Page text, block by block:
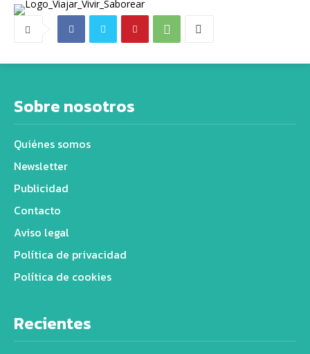
Sobre nosotros
Quiénes somos
Newsletter
Publicidad
Contacto
Aviso legal
Política de privacidad
Política de cookies
Recientes